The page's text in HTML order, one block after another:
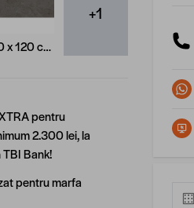
60 x 120 cm, Antracit
+1
pentru
2.300 lei, la
Bank!
pentru marfa